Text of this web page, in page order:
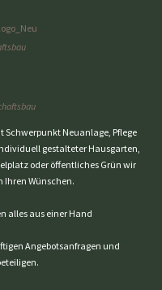
Neuanlage, Pflege
gestalteter Hausgarten,
oder öffentliches Grün wir
Ihren Wünschen.
alles aus einer Hand
Angebotsanfragen und